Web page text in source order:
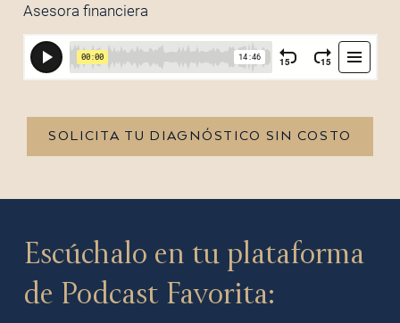
Asesora financiera
SOLICITA TU DIAGNÓSTICO SIN COSTO
Escúchalo en tu plataforma
de Podcast Favorita: